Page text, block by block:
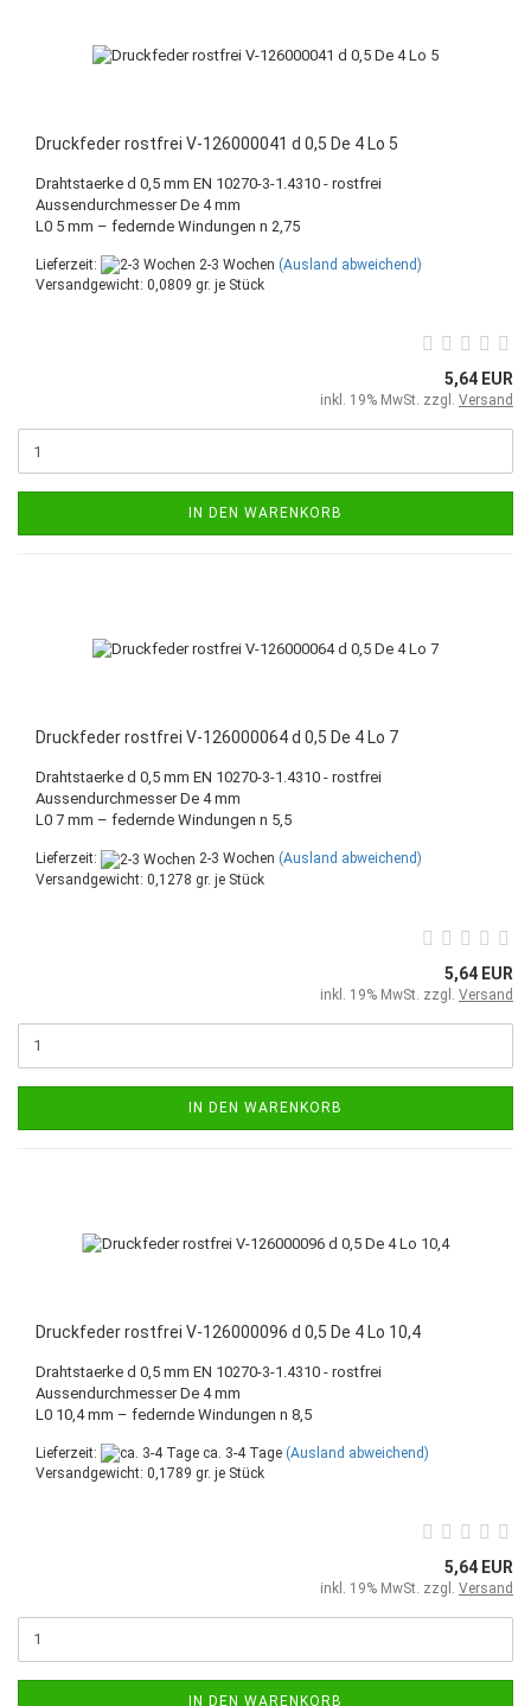
Druckfeder rostfrei V-126000041 d 0,5 De 4 Lo 5
Drahtstaerke d 0,5 mm EN 10270-3-1.4310 - rostfrei
Aussendurchmesser De 4 mm
L0 5 mm – federnde Windungen n 2,75
Lieferzeit: 2-3 Wochen (Ausland abweichend)
Versandgewicht: 0,0809 gr. je Stück
5,64 EUR
inkl. 19% MwSt. zzgl. Versand
IN DEN WARENKORB
Druckfeder rostfrei V-126000064 d 0,5 De 4 Lo 7
Drahtstaerke d 0,5 mm EN 10270-3-1.4310 - rostfrei
Aussendurchmesser De 4 mm
L0 7 mm – federnde Windungen n 5,5
Lieferzeit: 2-3 Wochen (Ausland abweichend)
Versandgewicht: 0,1278 gr. je Stück
5,64 EUR
inkl. 19% MwSt. zzgl. Versand
IN DEN WARENKORB
Druckfeder rostfrei V-126000096 d 0,5 De 4 Lo 10,4
Drahtstaerke d 0,5 mm EN 10270-3-1.4310 - rostfrei
Aussendurchmesser De 4 mm
L0 10,4 mm – federnde Windungen n 8,5
Lieferzeit: ca. 3-4 Tage (Ausland abweichend)
Versandgewicht: 0,1789 gr. je Stück
5,64 EUR
inkl. 19% MwSt. zzgl. Versand
IN DEN WARENKORB